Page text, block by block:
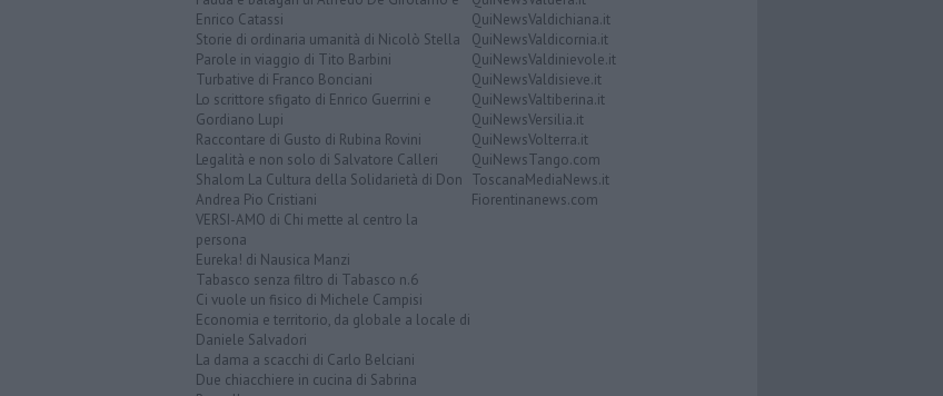
Enrico Catassi
Storie di ordinaria umanità di Nicolò Stella
Parole in viaggio di Tito Barbini
Turbative di Franco Bonciani
Lo scrittore sfigato di Enrico Guerrini e
Gordiano Lupi
Raccontare di Gusto di Rubina Rovini
Legalità e non solo di Salvatore Calleri
Shalom La Cultura della Solidarietà di Don
Andrea Pio Cristiani
VERSI-AMO di Chi mette al centro la
persona
Eureka! di Nausica Manzi
Tabasco senza filtro di Tabasco n.6
Ci vuole un fisico di Michele Campisi
Economia e territorio, da globale a locale di
Daniele Salvadori
La dama a scacchi di Carlo Belciani
Due chiacchiere in cucina di Sabrina
QuiNewsValdichiana.it
QuiNewsValdicornia.it
QuiNewsValdinievole.it
QuiNewsValdisieve.it
QuiNewsValtiberina.it
QuiNewsVersilia.it
QuiNewsVolterra.it
QuiNewsTango.com
ToscanaMediaNews.it
Fiorentinanews.com